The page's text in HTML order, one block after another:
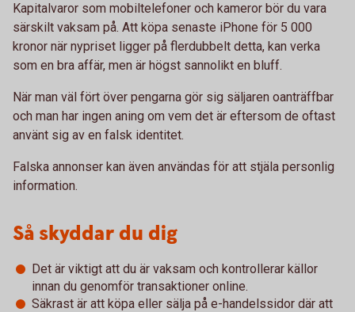
Kapitalvaror som mobiltelefoner och kameror bör du vara
särskilt vaksam på. Att köpa senaste iPhone för 5 000
kronor när nypriset ligger på flerdubbelt detta, kan verka
som en bra affär, men är högst sannolikt en bluff.
När man väl fört över pengarna gör sig säljaren oanträffbar
och man har ingen aning om vem det är eftersom de oftast
använt sig av en falsk identitet.
Falska annonser kan även användas för att stjäla personlig
information.
Så skyddar du dig
Det är viktigt att du är vaksam och kontrollerar källor
innan du genomför transaktioner online.
Säkrast är att köpa eller sälja på e-handelssidor där att